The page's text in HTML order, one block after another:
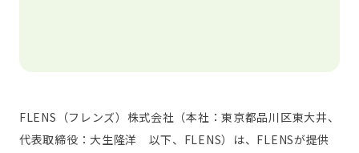
FLENS（フレンズ）株式会社（本社：東京都品川区東大井、
代表取締役：大生隆洋 以下、FLENS）は、FLENSが提供